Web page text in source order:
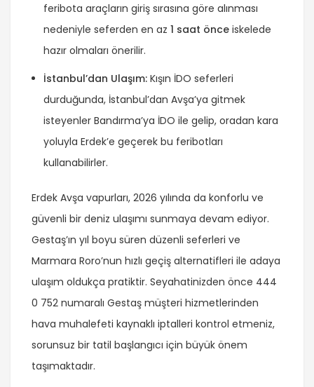
feribota araçların giriş sırasına göre alınması
nedeniyle seferden en az 1 saat önce iskelede
hazır olmaları önerilir.
İstanbul’dan Ulaşım: Kışın İDO seferleri
durduğunda, İstanbul’dan Avşa’ya gitmek
isteyenler Bandırma’ya İDO ile gelip, oradan kara
yoluyla Erdek’e geçerek bu feribotları
kullanabilirler.
Erdek Avşa vapurları, 2026 yılında da konforlu ve
güvenli bir deniz ulaşımı sunmaya devam ediyor.
Gestaş’ın yıl boyu süren düzenli seferleri ve
Marmara Roro’nun hızlı geçiş alternatifleri ile adaya
ulaşım oldukça pratiktir. Seyahatinizden önce 444
0 752 numaralı Gestaş müşteri hizmetlerinden
hava muhalefeti kaynaklı iptalleri kontrol etmeniz,
sorunsuz bir tatil başlangıcı için büyük önem
taşımaktadır.